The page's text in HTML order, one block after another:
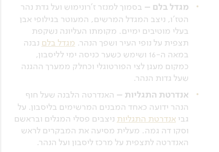
מגדל בלם – בסמוך למנזר ז'רונימוש ועל גדת נהר
הטז'ו, ניצב המגדל המרשים, המעוטר בגילופי אבן
בעלי מוטיבים ימיים. מקומתו העליונה נשקפת
תצפית על נופי העיר ושפך הנהר. מגדל בלם נבנה
במאה ה-16 ושימש כשער כניסה ימי לליסבון,
כמקום מעגן לצי הפורטוגלי וכחלק ממערך ההגנה
שעל גדות הנהר.
אנדרטת התגליות – האנדרטה הלבנה שעל חוף
הנהר ידועה כאחד המבנים המרשימים בליסבון. על
גביאנדרטת התגליות ניצבים פסלי המגלים ובראשם
וסקו דה גמה. מעלית מסיעה את המבקרים לראש
האנדרטה לתצפית על מרכז ליסבון ועל הנהר.